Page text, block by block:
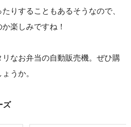
りすることもあるそうなので、
楽しみですね！
なお弁当の自動販売機。ぜひ購
うか。
ズ